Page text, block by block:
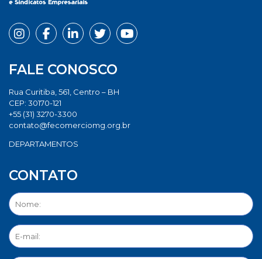
FALE CONOSCO
Rua Curitiba, 561, Centro – BH
CEP: 30170-121
+55 (31) 3270-3300
contato@fecomerciomg.org.br
DEPARTAMENTOS
CONTATO